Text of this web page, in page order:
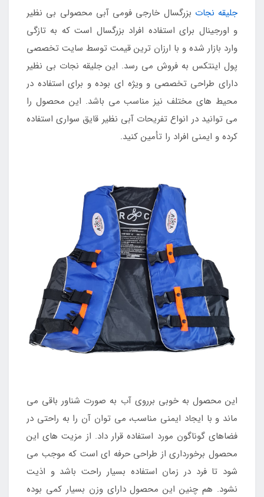
جلیقه نجات بزرگسال خارجی فومی آبی محصولی بی نظیر
و اورجینال برای استفاده افراد بزرگسال است که به تازگی
وارد بازار شده و با ارزان ترین قیمت توسط سایت تخصصی
پول اینتکس به فروش می رسد. این جلیقه نجات بی نظیر
دارای طراحی تخصصی و ویژه ای بوده و برای استفاده در
محیط های مختلف نیز مناسب می باشد. این محصول را
می توانید در انواع تفریحات آبی نظیر قایق سواری استفاده
کرده و ایمنی افراد را تأمین کنید.
این محصول به خوبی برروی آب به صورت شناور باقی می
ماند و با ایجاد ایمنی مناسب، می توان آن را به راحتی در
فضاهای گوناگون مورد استفاده قرار داد. از مزیت های این
محصول برخورداری از طراحی حرفه ای است که موجب می
شود تا فرد در زمان استفاده بسیار راحت باشد و اذیت
نشود. هم چنین این محصول دارای وزن بسیار کمی بوده